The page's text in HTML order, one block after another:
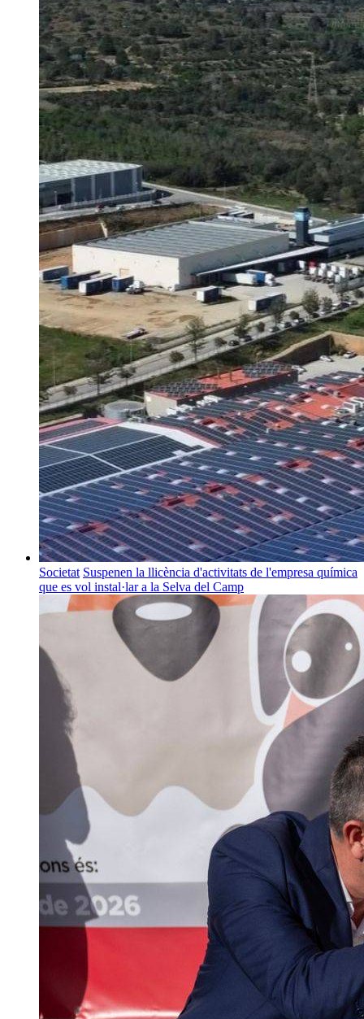
Societat Suspenen la llicència d'activitats de l'empresa química
que es vol instal·lar a la Selva del Camp